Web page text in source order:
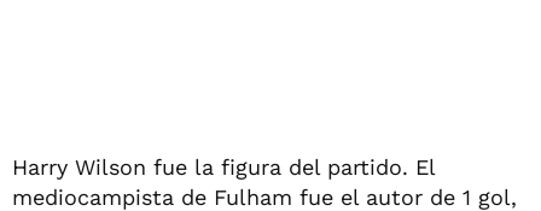
Harry Wilson fue la figura del partido. El
mediocampista de Fulham fue el autor de 1 gol,